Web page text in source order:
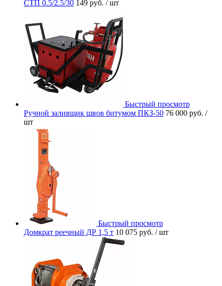
СТП 0.5/2.5/30 149 руб. / шт
Быстрый просмотр
Ручной заливщик швов битумом ПКЗ-50 76 000 руб. /
шт
Быстрый просмотр
Домкрат реечный ДР 1,5 т 10 075 руб. / шт